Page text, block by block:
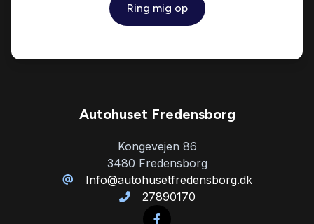
Ring mig op
Autohuset Fredensborg
Kongevejen 86
3480 Fredensborg
Info@autohusetfredensborg.dk
27890170